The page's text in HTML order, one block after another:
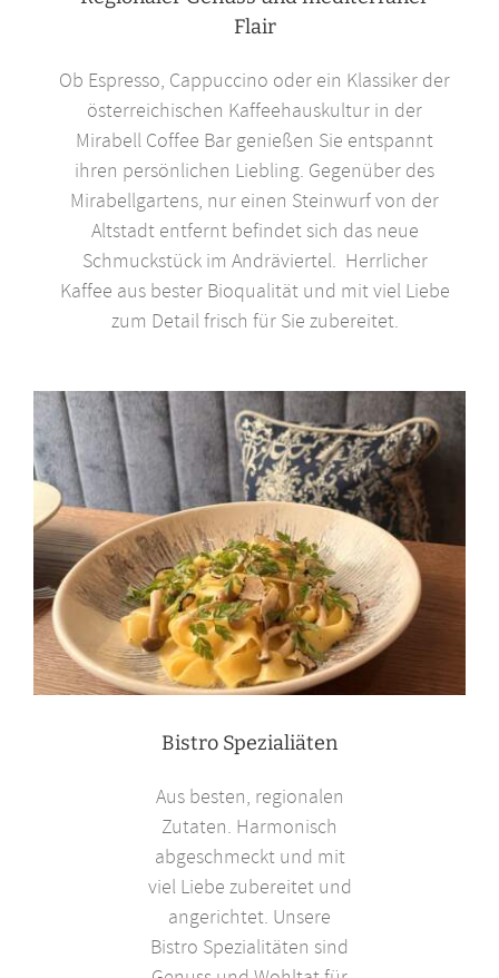
Flair
Ob Espresso, Cappuccino oder ein Klassiker der
österreichischen Kaffeehauskultur in der
Mirabell Coffee Bar genießen Sie entspannt
ihren persönlichen Liebling. Gegenüber des
Mirabellgartens, nur einen Steinwurf von der
Altstadt entfernt befindet sich das neue
Schmuckstück im Andräviertel. Herrlicher
Kaffee aus bester Bioqualität und mit viel Liebe
zum Detail frisch für Sie zubereitet.
Bistro Spezialiäten
Aus besten, regionalen
Zutaten. Harmonisch
abgeschmeckt und mit
viel Liebe zubereitet und
angerichtet. Unsere
Bistro Spezialitäten sind